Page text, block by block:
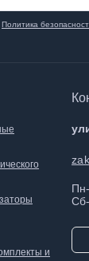
Политика
и